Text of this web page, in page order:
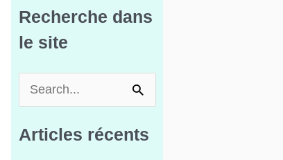
Recherche dans
le site
h
Articles récents